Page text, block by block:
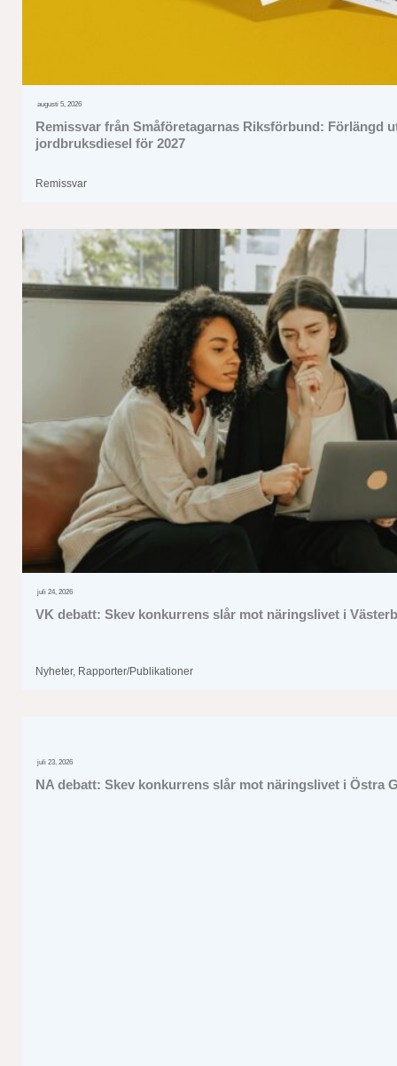
augusti 5, 2026
Remissvar från Småföretagarnas Riksförbund: Förlängd
jordbruksdiesel för 2027
Remissvar
juli 24, 2026
VK debatt: Skev konkurrens slår mot näringslivet i
Nyheter, Rapporter/Publikationer
juli 23, 2026
NA debatt: Skev konkurrens slår mot näringslivet i Östra